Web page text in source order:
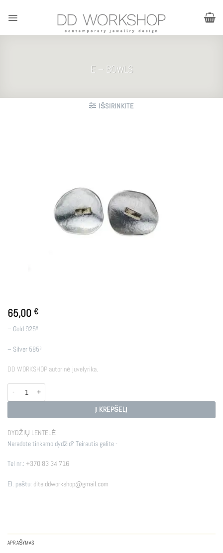
E – BOWLS
IŠSIRINKITE
65,00 €
– Gold 925º
– Silver 585º
DD WORKSHOP autorinė juvelyrika.
produkto kiekis: E - BOWLS
Į KREPŠELĮ
DYDŽIŲ LENTELĖ
Neradote tinkamo dydžio? Teirautis galite -
Tel nr.: +370 83 34 716
El. paštu: dite.ddworkshop@gmail.com
APRAŠYMAS